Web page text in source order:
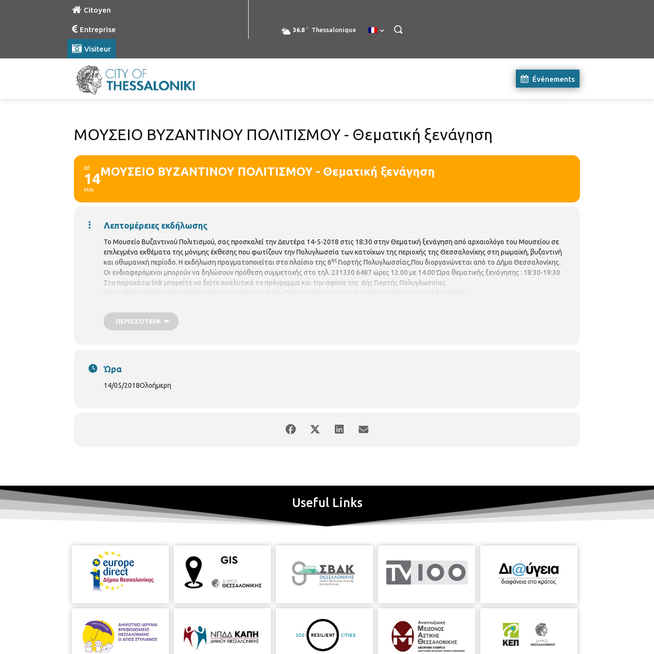
Citoyen
Entreprise
Visiteur
36.8 C Thessalonique
Événements
ΜΟΥΣΕΙΟ ΒΥΖΑΝΤΙΝΟΥ ΠΟΛΙΤΙΣΜΟΥ - Θεματική ξενάγηση
ΔΕ
14
ΜΑΙ
ΜΟΥΣΕΙΟ ΒΥΖΑΝΤΙΝΟΥ ΠΟΛΙΤΙΣΜΟΥ - Θεματική ξενάγηση
Λεπτομέρειες εκδήλωσης
Το Μουσείο Βυζαντινού Πολιτισμού, σας προσκαλεί την Δευτέρα 14-5-2018 στις 18:30 στην Θεματική ξενάγηση από αρχαιολόγο του Μουσείου σε
επιλεγμένα εκθέματα της μόνιμης έκθεσης που φωτίζουν την Πολυγλωσσία των κατοίκων της περιοχής της Θεσσαλονίκης στη ρωμαϊκή, βυζαντινή
και οθωμανική περίοδο. Η εκδήλωση πραγματοποιείται στο πλαίσιο της 6ης Γιορτής Πολυγλωσσίας,Που διοργανώνεται από το Δήμο Θεσσαλονίκης.
Οι ενδιαφερόμενοι μπορούν να δηλώσουν πρόθεση συμμετοχής στο τηλ. 231330 6487 ώρες 12.00 με 14.00 Ώρα θεματικής ξενάγησης : 18:30-19:30
Στο παρακάτω link μπορείτε να δείτε αναλυτικά το πρόγραμμα και την αφίσα της 6ης Γιορτής Πολυγλωσσίας.
https://thessaloniki.gr/%cf%80%cf%81%ce%bf%ce%b3%cf%81%ce%b1%ce%bc%ce%bc%ce%b1-6%ce%b7%cf%82-
%cf%80%ce%bf%ce%bb%cf%85%ce%b3%ce%bb%cf%89%cf%83%cf%83%ce%b9%ce%b1%cf%83/
ΠΕΡΙΣΣΌΤΕΡΑ
Ώρα
14/05/2018Ολοήμερη
Useful Links